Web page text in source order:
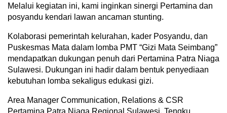
Melalui kegiatan ini, kami inginkan sinergi Pertamina dan
posyandu kendari lawan ancaman stunting.
Kolaborasi pemerintah kelurahan, kader Posyandu, dan
Puskesmas Mata dalam lomba PMT “Gizi Mata Seimbang”
mendapatkan dukungan penuh dari Pertamina Patra Niaga
Sulawesi. Dukungan ini hadir dalam bentuk penyediaan
kebutuhan lomba sekaligus edukasi gizi.
Area Manager Communication, Relations & CSR